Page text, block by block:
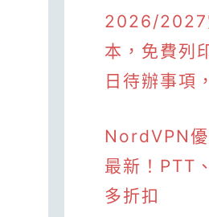
2026/2027
本，免費列
日待辦事項
NordVPN
最新！PTT
多折扣